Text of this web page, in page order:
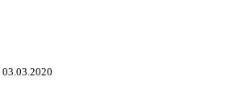
03.03.2020